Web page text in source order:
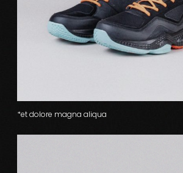
*et dolore magna aliqua